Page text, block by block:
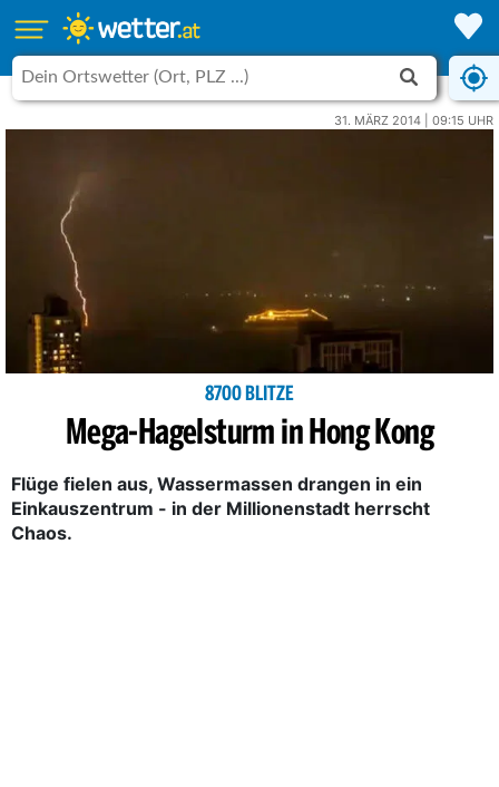
31. MÄRZ 2014 | 09:15 UHR
8700 BLITZE
Mega-Hagelsturm in Hong Kong
Flüge fielen aus, Wassermassen drangen in ein
Einkauszentrum - in der Millionenstadt herrscht
Chaos.